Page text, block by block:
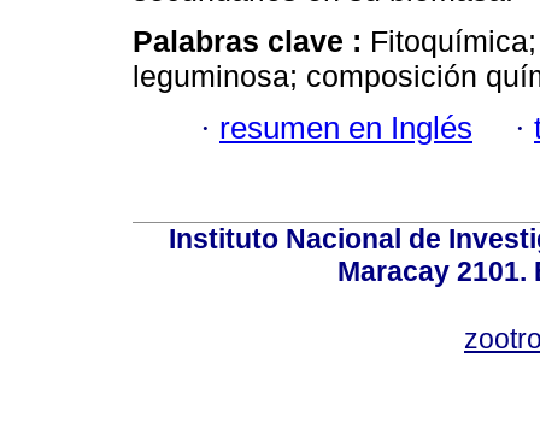
Palabras clave :
leguminosa; composición
· resumen en Inglés ·
Instituto Nacional de
Maracay 2101.